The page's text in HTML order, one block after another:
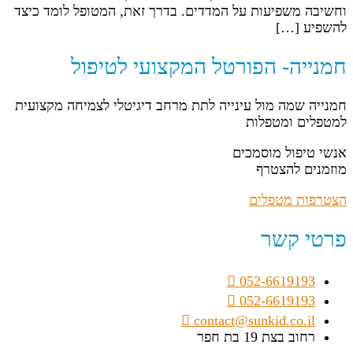
וחשיבה משפיעות על המדדים. בדרך זאת, המטופל לומד כיצד
להשפיע […]
חמנייה- הפורטל המקצועי לטיפול
חמנייה שמה מול עינייה לתת מרחב דיגיטלי לצמיחה מקצועית
למטפלים ומטפלות
אנשי טיפול מוסמכים
מוזמנים להצטרף
הצטרפות מטפלים
פרטי קשר
052-6619193
052-6619193
contact@sunkid.co.il
רחוב בצת 19 בת חפר